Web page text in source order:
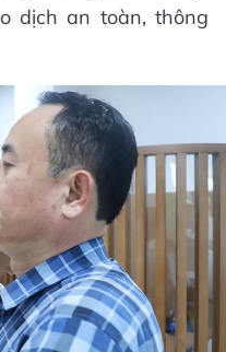
dịch an toàn, thông